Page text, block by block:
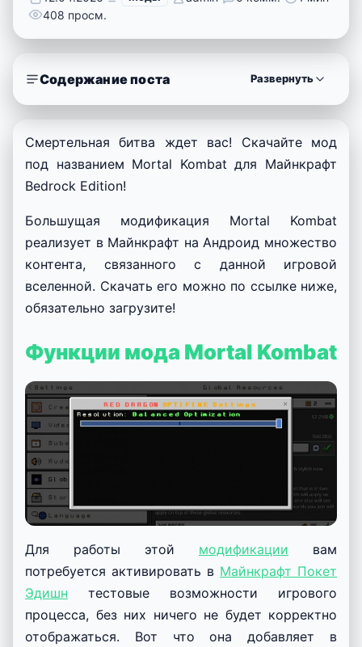
408 просм.
Содержание поста Развернуть
Смертельная битва ждет вас! Скачайте мод
под названием Mortal Kombat для Майнкрафт
Bedrock Edition!
Большущая модификация Mortal Kombat
реализует в Майнкрафт на Андроид множество
контента, связанного с данной игровой
вселенной. Скачать его можно по ссылке ниже,
обязательно загрузите!
Функции мода Mortal Kombat
Для работы этой модификации вам
потребуется активировать в Майнкрафт Покет
Эдишн тестовые возможности игрового
процесса, без них ничего не будет корректно
отображаться. Вот что она добавляет в